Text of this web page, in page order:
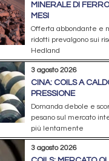
MINERALE DI
MESI
Offerta abbondante e
ridotti prevalgono sui
Hedland
3 agosto 2026
CINA: COILS A
PRESSIONE
Domanda debole e
pesano sul mercato
più lentamente
3 agosto 2026